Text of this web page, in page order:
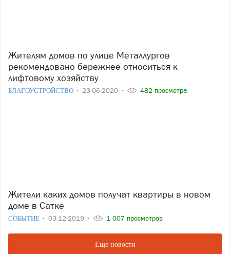
Жителям домов по улице Металлургов
рекомендовано бережнее относиться к
лифтовому хозяйству
БЛАГОУСТРОЙСТВО 23-06-2020 482 просмотра
Жители каких домов получат квартиры в новом
доме в Сатке
СОБЫТИЕ 03-12-2019 1 007 просмотров
Еще новости